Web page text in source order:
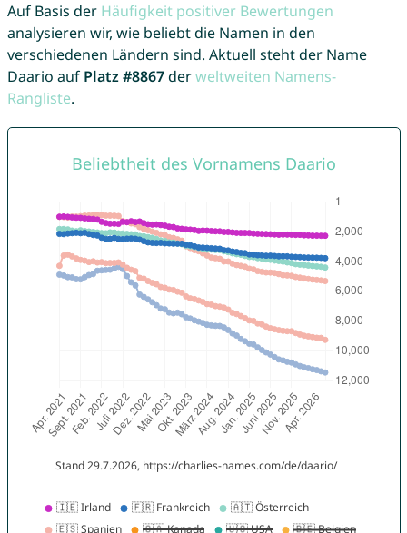
Auf Basis der Häufigkeit positiver Bewertungen
analysieren wir, wie beliebt die Namen in den
verschiedenen Ländern sind. Aktuell steht der Name
Daario auf Platz #8867derweltweiten Namens-
Rangliste.